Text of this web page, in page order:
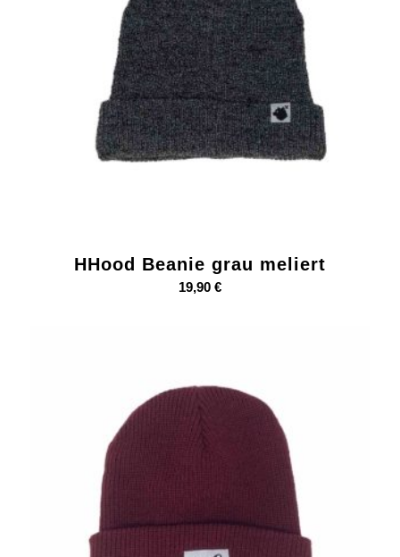
HHood Beanie grau meliert
19,90 €